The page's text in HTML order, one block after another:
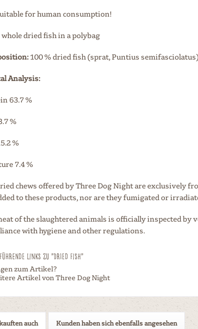
for human consumption!
whole dried fish in a polybag
100 % dried fish (sprat, Puntius
Analysis:
63.7 %
%
%
7.4 %
chews offered by Three Dog Night are exclusively
to these products, nor are they fumigated or
of the slaughtered animals is officially inspected
with hygiene and other regulations.
Links zu "Dried fish"
zum Artikel?
Artikel von Three Dog Night
auch Kunden haben sich ebenfalls angesehen